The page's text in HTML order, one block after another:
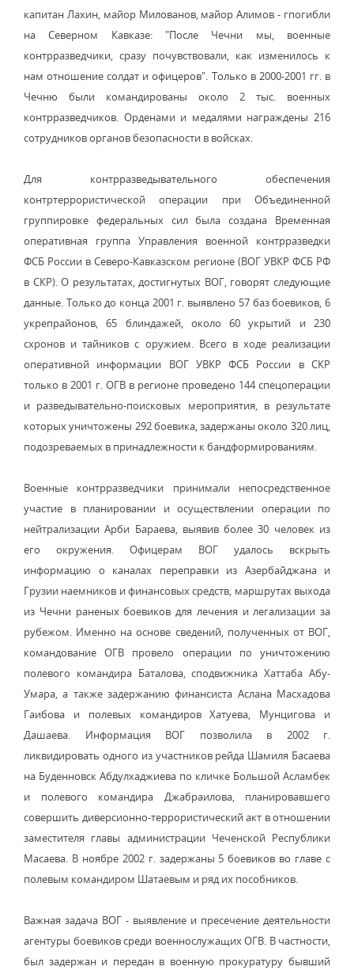
капитан Лахин, майор Милованов, майор Алимов - гпогибли
на Северном Кавказе: "После Чечни мы, военные
контрразведчики, сразу почувствовали, как изменилось к
нам отношение солдат и офицеров". Только в 2000-2001 гг. в
Чечню были командированы около 2 тыс. военных
контрразведчиков. Орденами и медалями награждены 216
сотрудников органов безопасности в войсках.
Для контрразведывательного обеспечения
контртеррористической операции при Объединенной
группировке федеральных сил была создана Временная
оперативная группа Управления военной контрразведки
ФСБ России в Северо-Кавказском регионе (ВОГ УВКР ФСБ РФ
в СКР). О результатах, достигнутых ВОГ, говорят следующие
данные. Только до конца 2001 г. выявлено 57 баз боевиков, 6
укрепрайонов, 65 блиндажей, около 60 укрытий и 230
схронов и тайников с оружием. Всего в ходе реализации
оперативной информации ВОГ УВКР ФСБ России в СКР
только в 2001 г. ОГВ в регионе проведено 144 спецоперации
и разведывательно-поисковых мероприятия, в результате
которых уничтожены 292 боевика, задержаны около 320 лиц,
подозреваемых в принадлежности к бандформированиям.
Военные контрразведчики принимали непосредственное
участие в планировании и осуществлении операции по
нейтрализации Арби Бараева, выявив более 30 человек из
его окружения. Офицерам ВОГ удалось вскрыть
информацию о каналах переправки из Азербайджана и
Грузии наемников и финансовых средств, маршрутах выхода
из Чечни раненых боевиков для лечения и легализации за
рубежом. Именно на основе сведений, полученных от ВОГ,
командование ОГВ провело операции по уничтожению
полевого командира Баталова, сподвижника Хаттаба Абу-
Умара, а также задержанию финансиста Аслана Масхадова
Гаибова и полевых командиров Хатуева, Мунцигова и
Дашаева. Информация ВОГ позволила в 2002 г.
ликвидировать одного из участников рейда Шамиля Басаева
на Буденновск Абдулхаджиева по кличке Большой Асламбек
и полевого командира Джабраилова, планировавшего
совершить диверсионно-террористический акт в отношении
заместителя главы администрации Чеченской Республики
Масаева. В ноябре 2002 г. задержаны 5 боевиков во главе с
полевым командиром Шатаевым и ряд их пособников.
Важная задача ВОГ - выявление и пресечение деятельности
агентуры боевиков среди военнослужащих ОГВ. В частности,
был задержан и передан в военную прокуратуру бывший